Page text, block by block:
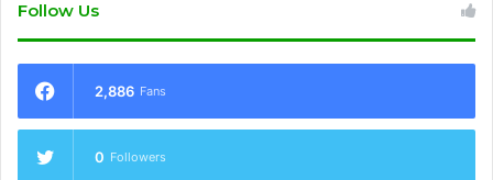
Follow Us
2,886 Fans
0 Followers